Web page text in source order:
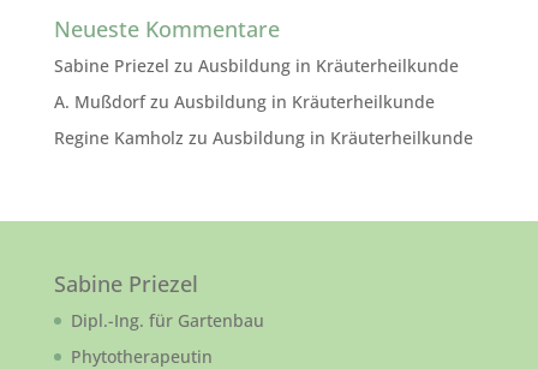
Neueste Kommentare
Sabine Priezel zu Ausbildung in Kräuterheilkunde
A. Mußdorfzu Ausbildung in Kräuterheilkunde
Regine Kamholz zu Ausbildung in Kräuterheilkunde
Sabine Priezel
Dipl.-Ing. für Gartenbau
Phytotherapeutin